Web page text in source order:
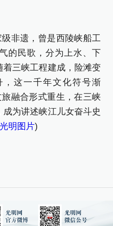
非遗，曾是西陵峡船工
的民歌，分为上水、下
三峡工程建成，险滩变
这一千年文化符号渐
旅融合形式重生，在三峡
为讲述峡江儿女奋斗史
光明图片)